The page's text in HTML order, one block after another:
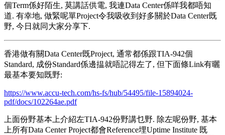
個Term係好陌生, 莫講話供電, 我連Data Center係咩我都唔知
道. 有幸地, 做緊呢單Project令我吸收到好多關於Data Center既
野, 今日就同大家分享下.
香港做有關Data Center既Project, 通常都係跟TIA-942個
Standard, 成份Standard係邊揾就唔記得左了, 但下面條Link有曬
最基本要知既野:
https://www.accu-tech.com/hs-fs/hub/54495/file-15894024-
pdf/docs/102264ae.pdf
上面份野基本上介紹左TIA-942份野講乜野. 除左呢份野, 基本
上所有Data Center Project都會Reference埋Uptime Institute 既